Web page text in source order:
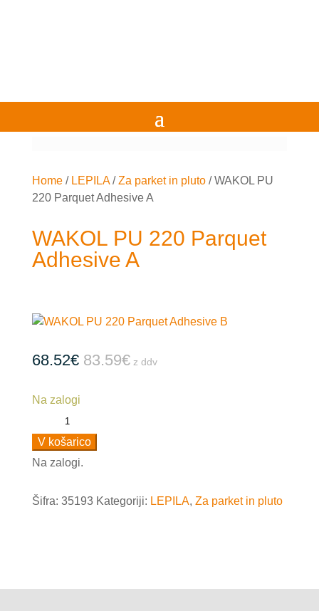
Home/ LEPILA/Za parket in pluto/WAKOL PU
220 Parquet Adhesive A
WAKOL PU 220 Parquet
Adhesive A
68.52€ 83.59€z ddv
Na zalogi
WAKOL
PU
220
Parquet
A
V košarico
Na zalogi.
Šifra: 35193 Kategoriji: LEPILA, Za parket in pluto